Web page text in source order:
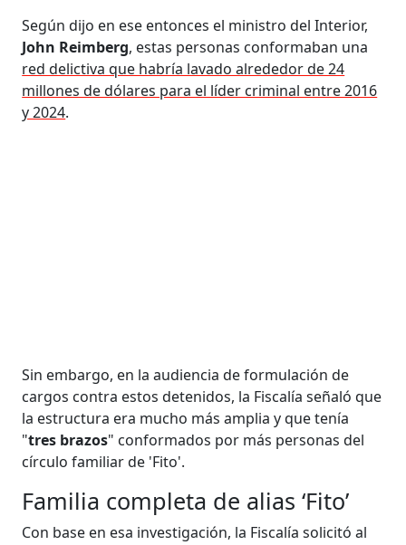
Según dijo en ese entonces el ministro del Interior,
John Reimberg, estas personas conformaban una
red delictiva que habría lavado alrededor de 24
millones de dólares para el líder criminal entre 2016
y 2024.
Sin embargo, en la audiencia de formulación de
cargos contra estos detenidos, la Fiscalía señaló que
la estructura era mucho más amplia y que tenía
"tres brazos" conformados por más personas del
círculo familiar de 'Fito'.
Familia completa de alias ‘Fito’
Con base en esa investigación, la Fiscalía solicitó al